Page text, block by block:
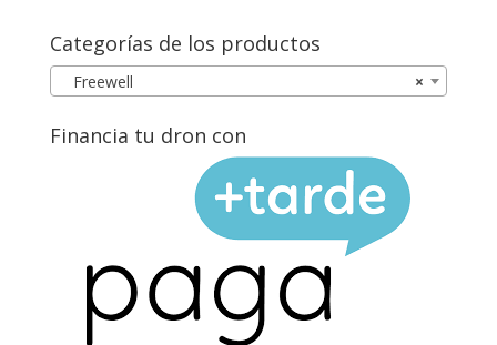
Categorías de los productos
×
Freewell
Financia tu dron con